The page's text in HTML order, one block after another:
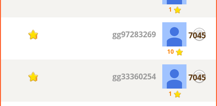
1
7045
10
gg97283269
1
7045
1
gg33360254
1